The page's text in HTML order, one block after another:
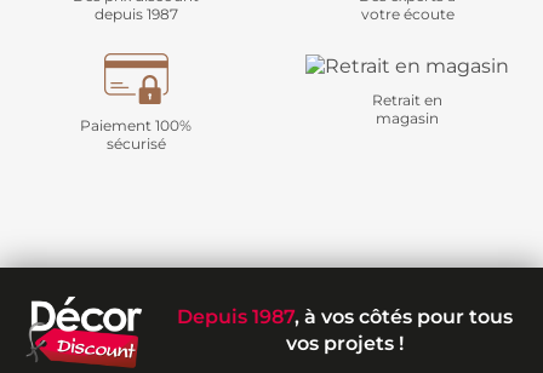
depuis 1987
votre écoute
Paiement 100%
sécurisé
Retrait en
magasin
Depuis 1987, à vos côtés pour tous
vos projets !